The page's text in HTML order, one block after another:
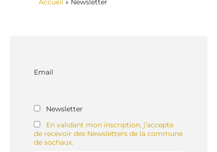
Accueil » Newsletter
Email
Newsletter
En validant mon inscription, j’accepte
de recevoir des Newsletters de la commune
de sochaux.